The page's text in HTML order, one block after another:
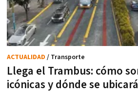
Llega el Trambus: cómo
icónicas y dónde se
ACTUALIDAD / Transporte